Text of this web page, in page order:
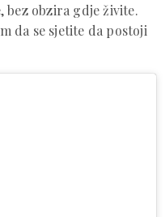
bez obzira gdje živite.
da se sjetite da postoji